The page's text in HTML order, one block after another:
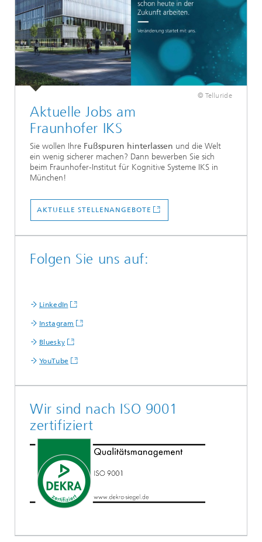
© Telluride
Aktuelle Jobs am
Fraunhofer IKS
Sie wollen Ihre Fußspuren hinterlassen und die Welt
ein wenig sicherer machen? Dann bewerben Sie sich
beim Fraunhofer-Institut für Kognitive Systeme IKS in
München!
AKTUELLE STELLENANGEBOTE
Folgen Sie uns auf:
LinkedIn
Instagram
Bluesky
YouTube
Wir sind nach ISO 9001
zertifiziert